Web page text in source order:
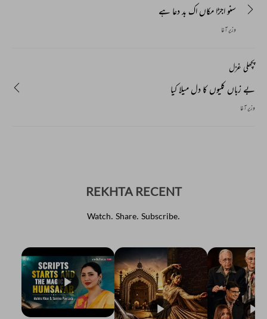
سنو اجڑا مکاں اک بد دعا ہے
وزیر آغا
پچھلی غزل
بے زباں کلیوں کا دل میلا کیا
وزیر آغا
REKHTA RECENT
Watch. Share. Subscribe.